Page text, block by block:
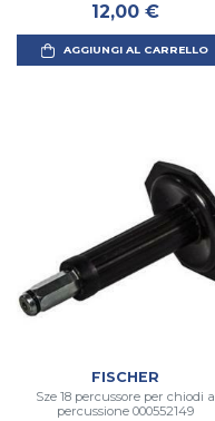
12,00 €
AGGIUNGI AL CARRELLO
FISCHER
Sze 18 percussore per chiodi a
percussione 000552149